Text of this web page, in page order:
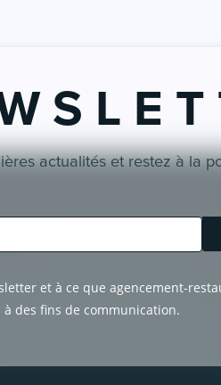
S L E T
actualités et restez à la
et à ce que agencement-
des fins de communication.